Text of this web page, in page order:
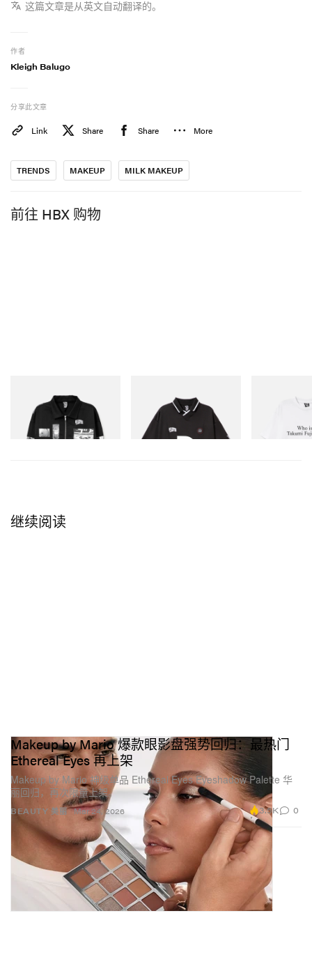
接下来，我们对话 Milk Makeup 联合创始人兼总裁
Mazdack Rassi，聊聊这十年，以及品牌如何为粉丝持
关于 10 周年限定系列
当我们一边庆祝 Milk Makeup 十周年、一边迎来 Milk
Studios 三十周年之际，把这些单品带回来，几乎是顺其
当年真正让我们被行业看见的代表之作——因为它们彻
终在关注品牌、自家社群以及整个行业的走向，有时这
意味着必须为下一步的可能性腾出空间。也正因为如
此，我们一直认真聆听社群的声音，这次的 Throwback
在 Instagram 上查看这篇帖子
这篇文章是从英文自动翻译的。
作者
Kleigh Balugo
分享此文章
Link Share Share More
TRENDS MAKEUP MILK MAKEUP
前往 HBX 购物
Billionaire Boys Club X
Initial D Cotton Jacket
立刻购入
Billionaire Boys Club X
Initial D Game Shirt
立刻购入
Billionaire
Initial D
继续阅读
BEAUTY 美丽
Makeup by Mario 爆款眼影盘强势回归：最热门
Ethereal Eyes 再上架
Makeup by Mario 神级单品 Ethereal Eyes Eyeshadow Palette 华
丽回归，再次限量上架。
Mar 24, 2026 3.5K 0